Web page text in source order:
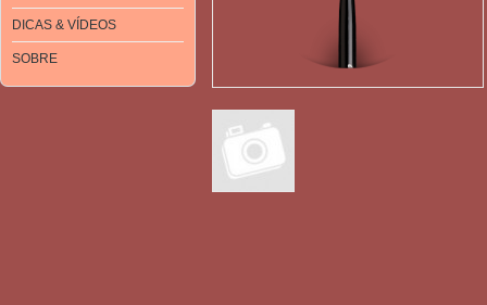
DICAS & VÍDEOS
SOBRE